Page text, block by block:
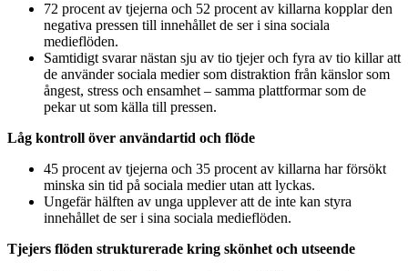
72 procent av tjejerna och 52 procent av killarna kopplar den
negativa pressen till innehållet de ser i sina sociala
medieflöden.
Samtidigt svarar nästan sju av tio tjejer och fyra av tio killar att
de använder sociala medier som distraktion från känslor som
ångest, stress och ensamhet – samma plattformar som de
pekar ut som källa till pressen.
Låg kontroll över användartid och flöde
45 procent av tjejerna och 35 procent av killarna har försökt
minska sin tid på sociala medier utan att lyckas.
Ungefär hälften av unga upplever att de inte kan styra
innehållet de ser i sina sociala medieflöden.
Tjejers flöden strukturerade kring skönhet och utseende